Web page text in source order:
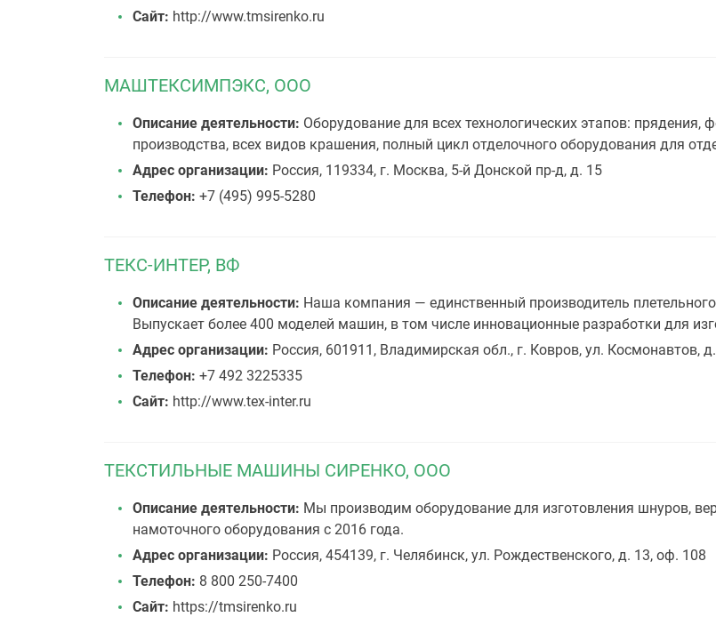
Сайт: http://www.tmsirenko.ru
МАШТЕКСИМПЭКС, ООО
Описание деятельности: Оборудование для всех технологических этапов: прядения,
производства, всех видов крашения, полный цикл отделочного оборудования для
Адрес организации: Россия, 119334, г. Москва, 5-й Донской пр-д, д. 15
Телефон: +7 (495) 995-5280
ТЕКС-ИНТЕР, ВФ
Описание деятельности: Наша компания — единственный производитель
Выпускает более 400 моделей машин, в том числе инновационные разработки для
Адрес организации: Россия, 601911, Владимирская обл., г. Ковров, ул. Космонавтов,
Телефон: +7 492 3225335
Сайт: http://www.tex-inter.ru
ТЕКСТИЛЬНЫЕ МАШИНЫ СИРЕНКО, ООО
Описание деятельности: Мы производим оборудование для изготовления шнуров,
намоточного оборудования с 2016 года.
Адрес организации: Россия, 454139, г. Челябинск, ул. Рождественского, д. 13, оф. 108
Телефон: 8 800 250-7400
Сайт: https://tmsirenko.ru